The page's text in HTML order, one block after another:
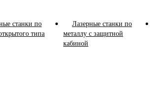
станки по
типа
Лазерные станки по
металлу с защитной
кабиной